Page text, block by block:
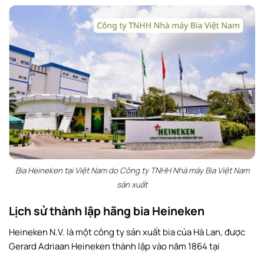
Bia Heineken tại Việt Nam do Công ty TNHH Nhà máy Bia Việt Nam
sản xuất
Lịch sử thành lập hãng bia Heineken
Heineken N.V. là một công ty sản xuất bia của Hà Lan, được
Gerard Adriaan Heineken thành lập vào năm 1864 tại